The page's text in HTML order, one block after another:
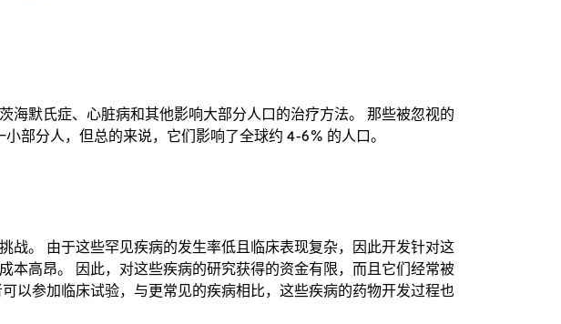
海默氏症、心脏病和其他影响大部分人口的治疗方法。 那些被忽视的
部分人，但总的来说，它们影响了全球约 4-6% 的人口。
战。 由于这些罕见疾病的发生率低且临床表现复杂，因此开发针对这
本高昂。 因此，对这些疾病的研究获得的资金有限，而且它们经常被
以参加临床试验，与更常见的疾病相比，这些疾病的药物开发过程也